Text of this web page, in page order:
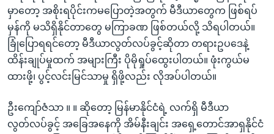
မှာတော့ အစိုးရပိုင်းကမပြောတဲ့အတွက် မီဒီယာတွေက ဖြစ်ရပ်
မှန်ကို မသိရှိနိုင်တာတွေ မကြာခဏ ဖြစ်တယ်လို့ သိရပါတယ်။
ခြုံပြောရရင်တော့ မီဒီယာလွတ်လပ်ခွင့်ဆိုတာ တရားဥပဒေနဲ့
ထိန်းချုပ်မှုထက် အများကြီး ပိုမိုရှုပ်ထွေးပါတယ်။ ဖုံးကွယ်မ
ထားဖို့၊ ပွင့်လင်းမြင်သာမှု ရှိဖို့လည်း လိုအပ်ပါတယ်။
ဦးကျော်ဇံသာ ။ ။ ဆိုတော့ မြန်မာနိုင်ငံရဲ့ လက်ရှိ မီဒီယာ
လွတ်လပ်ခွင့် အခြေအနေကို အိမ်နီးချင်း အရှေ့တောင်အာရှနိုင်ငံ